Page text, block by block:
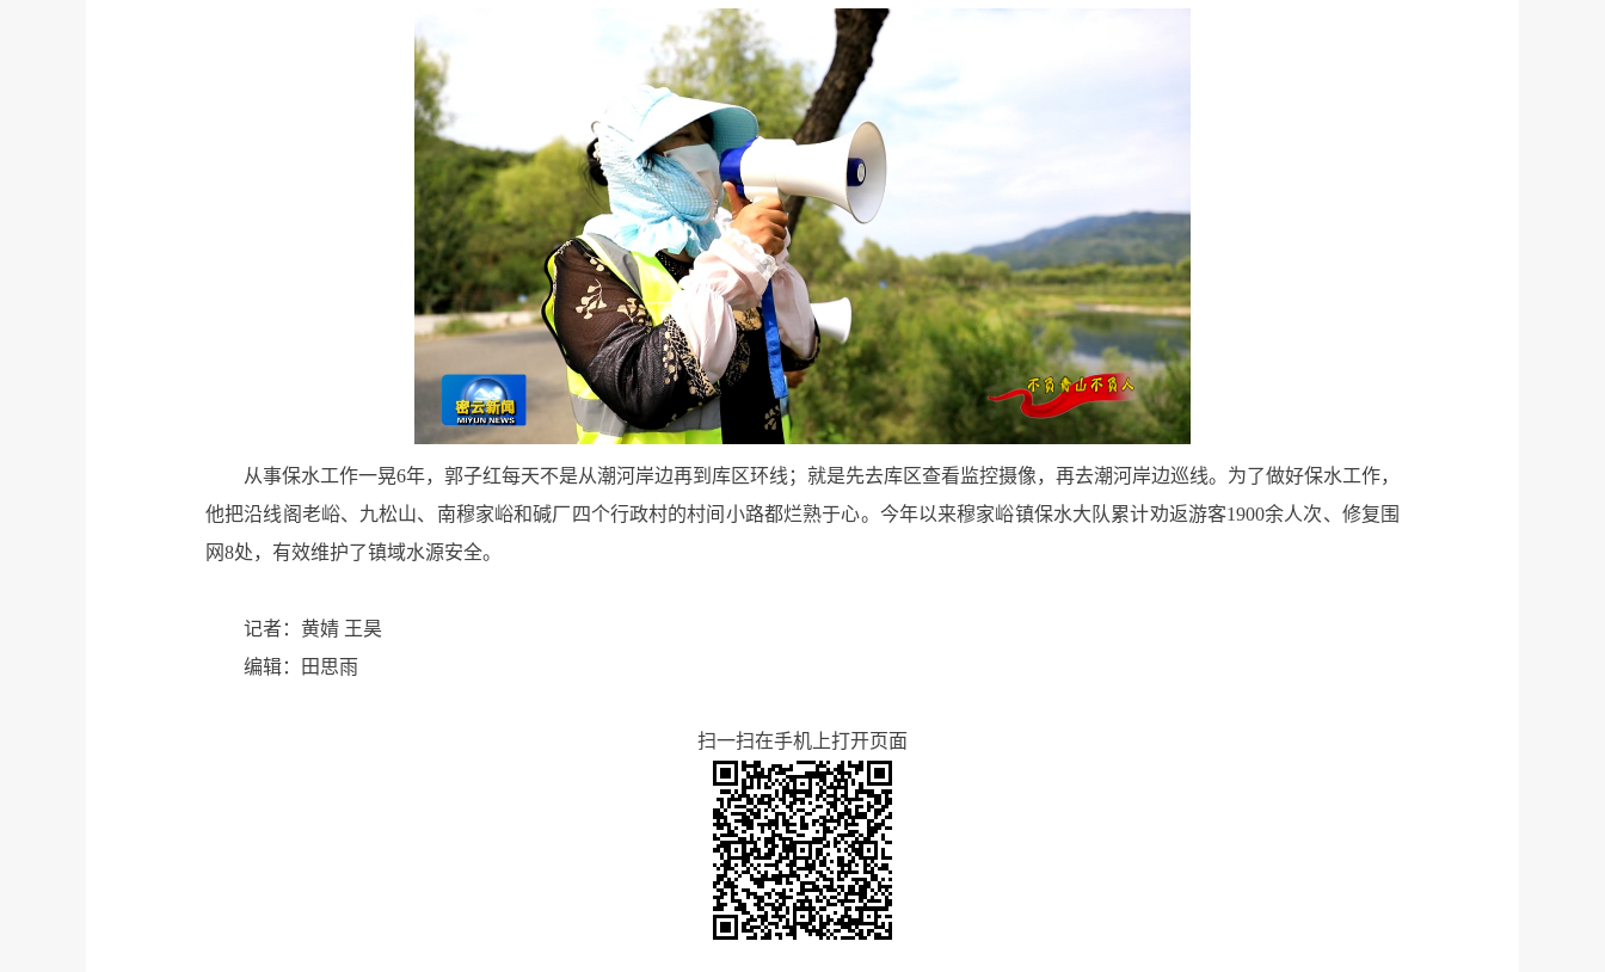
从事保水工作一晃6年，郭子红每天不是从潮河岸边再到库区环线；就是先去库区查看监控摄像，再去潮河岸边巡线。为了做好保水工作，
他把沿线阁老峪、九松山、南穆家峪和碱厂四个行政村的村间小路都烂熟于心。今年以来穆家峪镇保水大队累计劝返游客1900余人次、修复围
网8处，有效维护了镇域水源安全。
记者：黄婧 王昊
编辑：田思雨
扫一扫在手机上打开页面